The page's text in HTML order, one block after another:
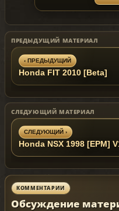
Until
ПРЕДЫДУЩИЙ МАТЕРИАЛ
‹ ПРЕДЫДУЩИЙ
Honda FIT 2010 [Beta]
СЛЕДУЮЩИЙ МАТЕРИАЛ
СЛЕДУЮЩИЙ ›
Honda NSX 1998 [EPM]
КОММЕНТАРИИ
Обсуждение